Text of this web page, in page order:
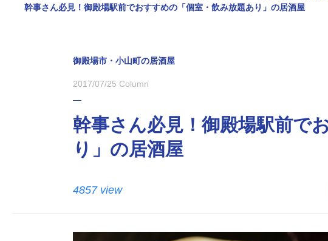
幹事さん必見！御殿場駅前でおすすめの「個室・飲み放題あり」の居酒屋
御殿場市・小山町の居酒屋
2017/07/25 Column
幹事さん必見！御殿場駅前で
り」の居酒屋
4857 view